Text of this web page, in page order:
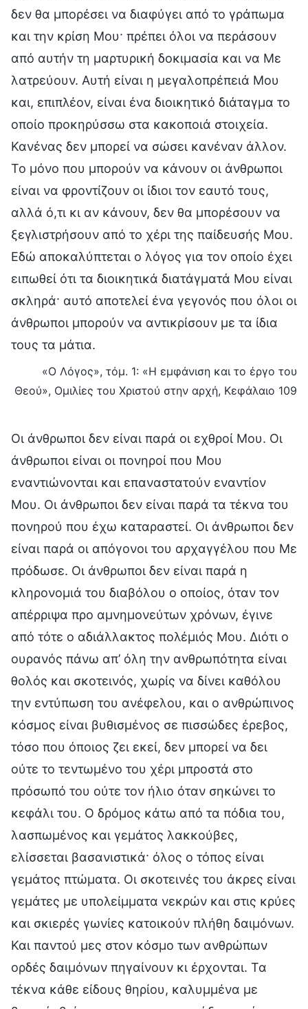
δεν θα μπορέσει να διαφύγει από το γράπωμα
και την κρίση Μου· πρέπει όλοι να περάσουν
από αυτήν τη μαρτυρική δοκιμασία και να Με
λατρεύουν. Αυτή είναι η μεγαλοπρέπειά Μου
και, επιπλέον, είναι ένα διοικητικό διάταγμα το
οποίο προκηρύσσω στα κακοποιά στοιχεία.
Κανένας δεν μπορεί να σώσει κανέναν άλλον.
Το μόνο που μπορούν να κάνουν οι άνθρωποι
είναι να φροντίζουν οι ίδιοι τον εαυτό τους,
αλλά ό,τι κι αν κάνουν, δεν θα μπορέσουν να
ξεγλιστρήσουν από το χέρι της παίδευσής Μου.
Εδώ αποκαλύπτεται ο λόγος για τον οποίο έχει
ειπωθεί ότι τα διοικητικά διατάγματά Μου είναι
σκληρά· αυτό αποτελεί ένα γεγονός που όλοι οι
άνθρωποι μπορούν να αντικρίσουν με τα ίδια
τους τα μάτια.
«Ο Λόγος», τόμ. 1: «Η εμφάνιση και το έργο του
Θεού», Ομιλίες του Χριστού στην αρχή, Κεφάλαιο 109
Οι άνθρωποι δεν είναι παρά οι εχθροί Μου. Οι
άνθρωποι είναι οι πονηροί που Μου
εναντιώνονται και επαναστατούν εναντίον
Μου. Οι άνθρωποι δεν είναι παρά τα τέκνα του
πονηρού που έχω καταραστεί. Οι άνθρωποι δεν
είναι παρά οι απόγονοι του αρχαγγέλου που Με
πρόδωσε. Οι άνθρωποι δεν είναι παρά η
κληρονομιά του διαβόλου ο οποίος, όταν τον
απέρριψα προ αμνημονεύτων χρόνων, έγινε
από τότε ο αδιάλλακτος πολέμιός Μου. Διότι ο
ουρανός πάνω απ’ όλη την ανθρωπότητα είναι
θολός και σκοτεινός, χωρίς να δίνει καθόλου
την εντύπωση του ανέφελου, και ο ανθρώπινος
κόσμος είναι βυθισμένος σε πισσώδες έρεβος,
τόσο που όποιος ζει εκεί, δεν μπορεί να δει
ούτε το τεντωμένο του χέρι μπροστά στο
πρόσωπό του ούτε τον ήλιο όταν σηκώνει το
κεφάλι του. Ο δρόμος κάτω από τα πόδια του,
λασπωμένος και γεμάτος λακκούβες,
ελίσσεται βασανιστικά· όλος ο τόπος είναι
γεμάτος πτώματα. Οι σκοτεινές του άκρες είναι
γεμάτες με υπολείμματα νεκρών και στις κρύες
και σκιερές γωνίες κατοικούν πλήθη δαιμόνων.
Και παντού μες στον κόσμο των ανθρώπων
ορδές δαιμόνων πηγαίνουν κι έρχονται. Τα
τέκνα κάθε είδους θηρίου, καλυμμένα με